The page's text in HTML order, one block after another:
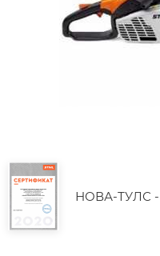
НОВА-ТУЛС -